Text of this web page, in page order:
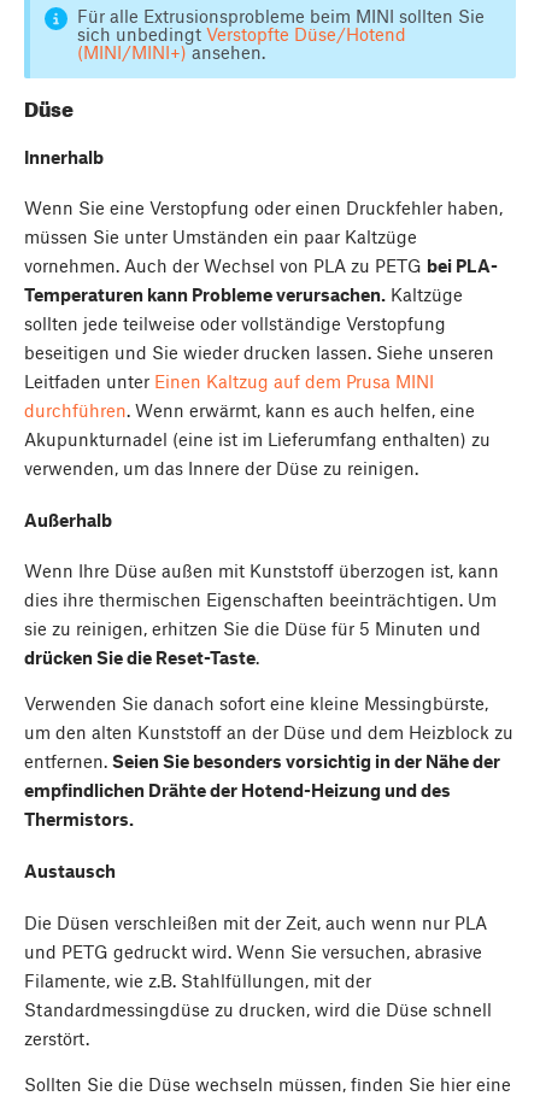
Für alle Extrusionsprobleme beim MINI sollten Sie
sich unbedingt Verstopfte Düse/Hotend
(MINI/MINI+)ansehen.
Düse
Innerhalb
Wenn Sie eine Verstopfung oder einen Druckfehler haben,
müssen Sie unter Umständen ein paar Kaltzüge
vornehmen. Auch der Wechsel von PLA zu PETG bei PLA-
Temperaturen kann Probleme verursachen. Kaltzüge
sollten jede teilweise oder vollständige Verstopfung
beseitigen und Sie wieder drucken lassen. Siehe unseren
Leitfaden unter Einen Kaltzug auf dem Prusa MINI
durchführen. Wenn erwärmt, kann es auch helfen, eine
Akupunkturnadel (eine ist im Lieferumfang enthalten) zu
verwenden, um das Innere der Düse zu reinigen.
Außerhalb
Wenn Ihre Düse außen mit Kunststoff überzogen ist, kann
dies ihre thermischen Eigenschaften beeinträchtigen. Um
sie zu reinigen, erhitzen Sie die Düse für 5 Minuten und
drücken Sie die Reset-Taste.
Verwenden Sie danach sofort eine kleine Messingbürste,
um den alten Kunststoff an der Düse und dem Heizblock zu
entfernen. Seien Sie besonders vorsichtig in der Nähe der
empfindlichen Drähte der Hotend-Heizung und des
Thermistors.
Austausch
Die Düsen verschleißen mit der Zeit, auch wenn nur PLA
und PETG gedruckt wird. Wenn Sie versuchen, abrasive
Filamente, wie z.B. Stahlfüllungen, mit der
Standardmessingdüse zu drucken, wird die Düse schnell
zerstört.
Sollten Sie die Düse wechseln müssen, finden Sie hier eine